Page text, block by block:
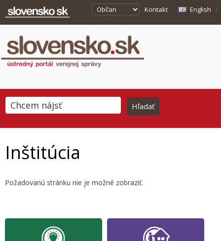
Kontakt English
Inštitúcia
Požadovanú stránku nie je možné zobraziť.